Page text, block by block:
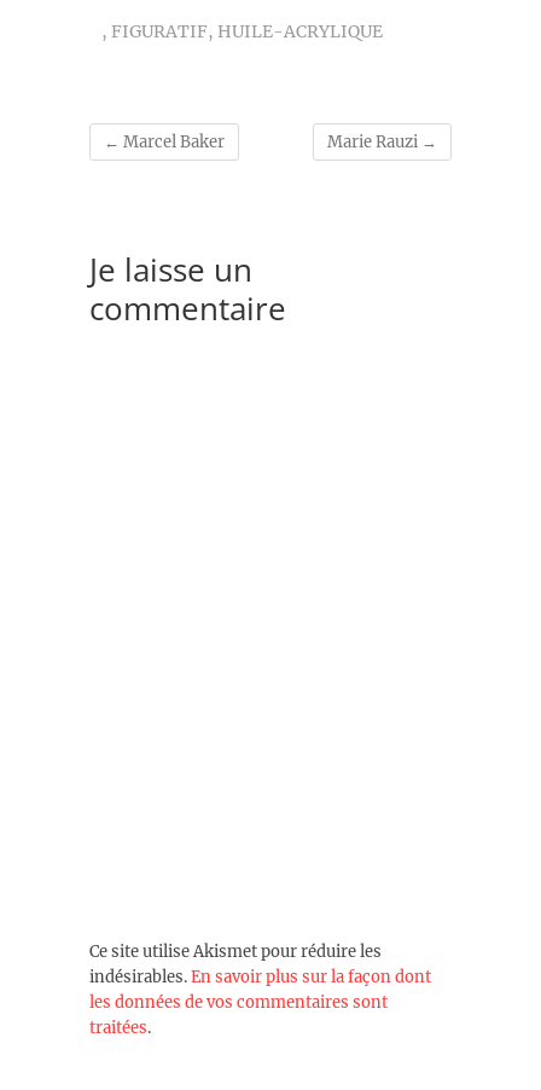
, FIGURATIF, HUILE-ACRYLIQUE
← Marcel Baker Marie Rauzi →
Je laisse un
commentaire
Ce site utilise Akismet pour réduire les
indésirables.En savoir plus sur la façon dont
les données de vos commentaires sont
traitées.